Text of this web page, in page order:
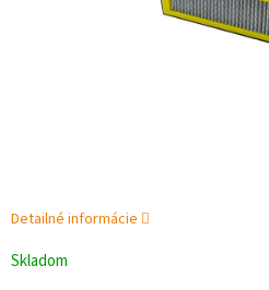
Skladom
Detailné informácie